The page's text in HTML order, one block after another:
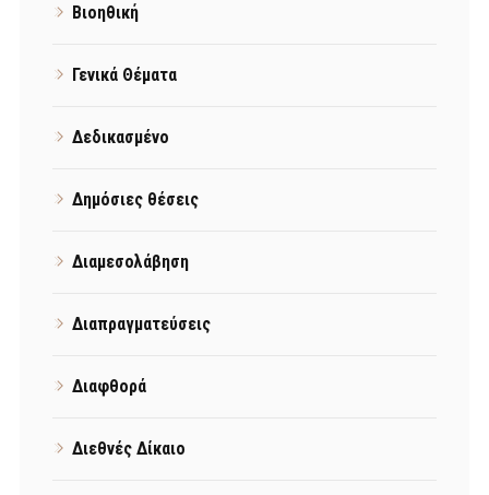
Βιοηθική
Γενικά Θέματα
Δεδικασμένο
Δημόσιες θέσεις
Διαμεσολάβηση
Διαπραγματεύσεις
Διαφθορά
Διεθνές Δίκαιο